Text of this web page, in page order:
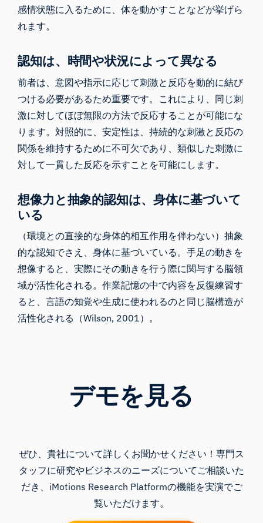
感情状態に入るために、体を動かすことなどが挙げら
れます。
認知は、時間や状況によって異なる
前者は、意図や指示に応じて刺激と反応を動的に結び
つける必要があるため重要です。これにより、同じ刺
激に対してほぼ無限の方法で反応することが可能にな
ります。対照的に、安定性は、持続的な刺激と反応の
関係を維持するために不可欠であり、類似した刺激に
対して一貫した反応を示すことを可能にします。
想像力と抽象的認知は、身体に基づいて
いる
（環境との直接的な身体的相互作用を伴わない）抽象
的な認知でさえ、身体に基づいている。手足の動きを
想像すると、実際にその動きを行う際に関与する脳領
域が活性化される。作業記憶の中で内容を反復練習す
ると、言語の知覚や生成に使われるのと同じ脳構造が
活性化される（Wilson, 2001）。
デモを見る
ぜひ、貴社について詳しくお聞かせください！専門ス
タッフに研究やビジネスのニーズについてご相談いた
だき、iMotions Research Platformの機能を実演でご
覧いただけます。